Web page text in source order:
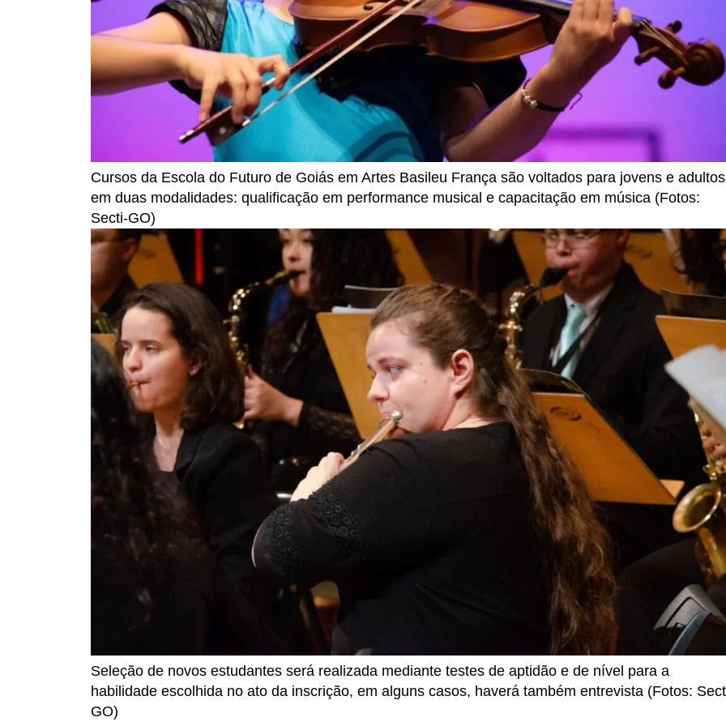
Cursos da Escola do Futuro de Goiás em Artes Basileu França são voltados para jovens e
em duas modalidades: qualificação em performance musical e capacitação em música (Fotos:
Secti-GO)
Seleção de novos estudantes será realizada mediante testes de aptidão e de nível para a
habilidade escolhida no ato da inscrição, em alguns casos, haverá também entrevista (Fotos:
GO)